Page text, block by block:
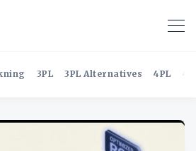
3PL 3PL Alternatives 4PL